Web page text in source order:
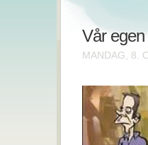
Vår
MANDAG, 8.